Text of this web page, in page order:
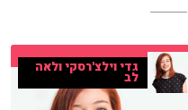
גדי וילצ'רסקי ולאה
לב